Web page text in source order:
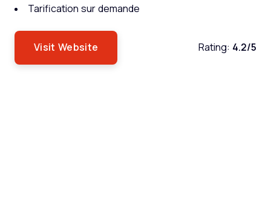
Tarification sur demande
Visit Website Rating: 4.2/5